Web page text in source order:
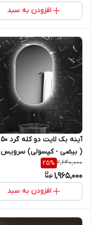
افزودن به سبد
( بیضی - کپسولی) سرویس
روشویی و اینه کنسول
2,640,000
25%
1,965,000
افزودن به سبد